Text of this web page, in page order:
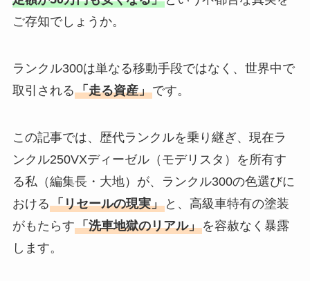
ご存知でしょうか。
ランクル300は単なる移動手段ではなく、世界中で
取引される「走る資産」です。
この記事では、歴代ランクルを乗り継ぎ、現在ラ
ンクル250VXディーゼル（モデリスタ）を所有す
る私（編集長・大地）が、ランクル300の色選びに
おける「リセールの現実」と、高級車特有の塗装
がもたらす「洗車地獄のリアル」を容赦なく暴露
します。